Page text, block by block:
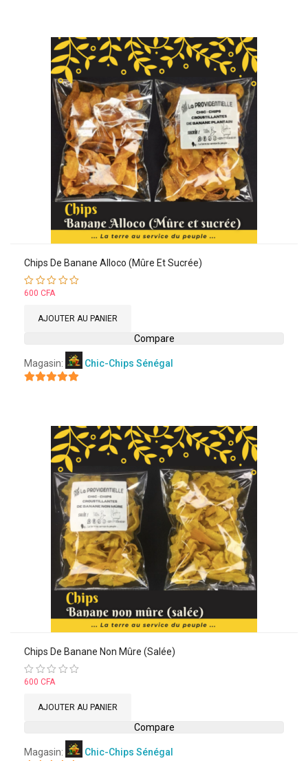
Chips De Banane Alloco (mûre Et Sucrée)
Note
600 CFA
AJOUTER AU PANIER
Compare
Magasin: Chic-Chips Sénégal
Chips De Banane Non Mûre (salée)
Note
600 CFA
AJOUTER AU PANIER
Compare
Magasin: Chic-Chips Sénégal